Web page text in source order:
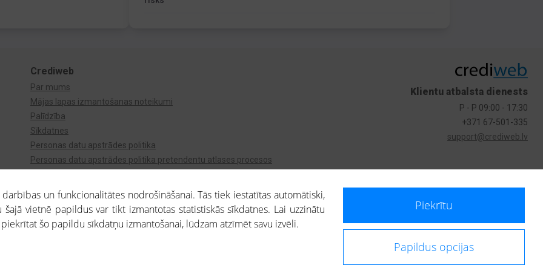
Crediweb
Par mums
Mājas lapas izmantošanas noteikumi
Palīdzība
Sīkdatnes
Personas datu apstrādes politika
Personas datu apstrādes politika pretendentu atlases procesos
Klientu atbalsta dienests
P - P 09:00 - 17:30
+371 67-501-335
support@crediweb.lv
ietvaros saņemtajai informācijai ir uzziņas raksturs, un tai nav juridiska spēka. Portāla lietotājs, izmantojot portālā saņemto informāciju, ir atbildīgs par fizisko
un funkcionalitātes nodrošināšanai. Tās tiek iestatītas automātiski,
vietnē papildus var tikt izmantotas statistiskās sīkdatnes. Lai uzzinātu
piekrītat šo papildu sīkdatņu izmantošanai, lūdzam atzīmēt savu izvēli.
Piekrītu
Papildus opcijas